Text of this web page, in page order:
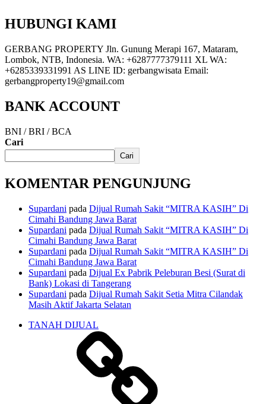
HUBUNGI KAMI
GERBANG PROPERTY Jln. Gunung Merapi 167, Mataram,
Lombok, NTB, Indonesia. WA: +6287777379111 XL WA:
+6285339331991 AS LINE ID: gerbangwisata Email:
gerbangproperty19@gmail.com
BANK ACCOUNT
BNI / BRI / BCA
Cari
Cari
KOMENTAR PENGUNJUNG
Supardani pada Dijual Rumah Sakit “MITRA KASIH” Di
Cimahi Bandung Jawa Barat
Supardani pada Dijual Rumah Sakit “MITRA KASIH” Di
Cimahi Bandung Jawa Barat
Supardani pada Dijual Rumah Sakit “MITRA KASIH” Di
Cimahi Bandung Jawa Barat
Supardani pada Dijual Ex Pabrik Peleburan Besi (Surat di
Bank) Lokasi di Tangerang
Supardani pada Dijual Rumah Sakit Setia Mitra Cilandak
Masih Aktif Jakarta Selatan
TANAH DIJUAL